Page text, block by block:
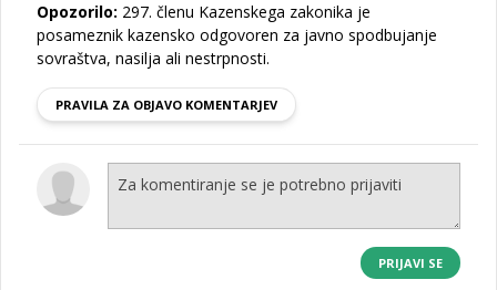
Opozorilo: 297. členu Kazenskega zakonika je
posameznik kazensko odgovoren za javno spodbujanje
sovraštva, nasilja ali nestrpnosti.
PRAVILA ZA OBJAVO KOMENTARJEV
PRIJAVI SE